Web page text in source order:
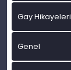
Gay Hikayeleri
Genel